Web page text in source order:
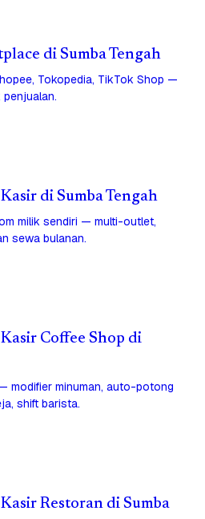
di Sumba Tengah
Tokopedia, TikTok Shop —
penjualan.
di Sumba Tengah
milik sendiri — multi-outlet,
sewa bulanan.
Coffee Shop di
modifier minuman, auto-potong
shift barista.
Restoran di Sumba